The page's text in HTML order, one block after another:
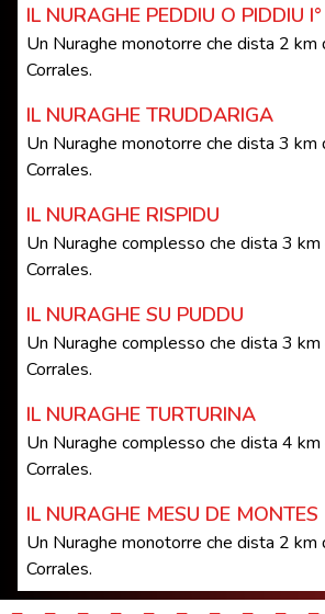
IL NURAGHE PEDDIU O PIDDIU I°
Un Nuraghe monotorre che dista 2 km
Corrales.
IL NURAGHE TRUDDARIGA
Un Nuraghe monotorre che dista 3 km
Corrales.
IL NURAGHE RISPIDU
Un Nuraghe complesso che dista 3
Corrales.
IL NURAGHE SU PUDDU
Un Nuraghe complesso che dista 3
Corrales.
IL NURAGHE TURTURINA
Un Nuraghe complesso che dista 4
Corrales.
IL NURAGHE MESU DE MONTES
Un Nuraghe monotorre che dista 2 km
Corrales.